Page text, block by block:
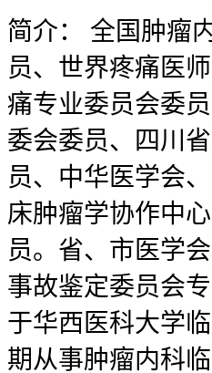
简介：
全国肿瘤
员、世界疼痛医
痛专业委员会委
委会委员、四川
员、中华医学会
床肿瘤学协作中
员。省、市医学
事故鉴定委员会
于华西医科大学
期从事肿瘤内科